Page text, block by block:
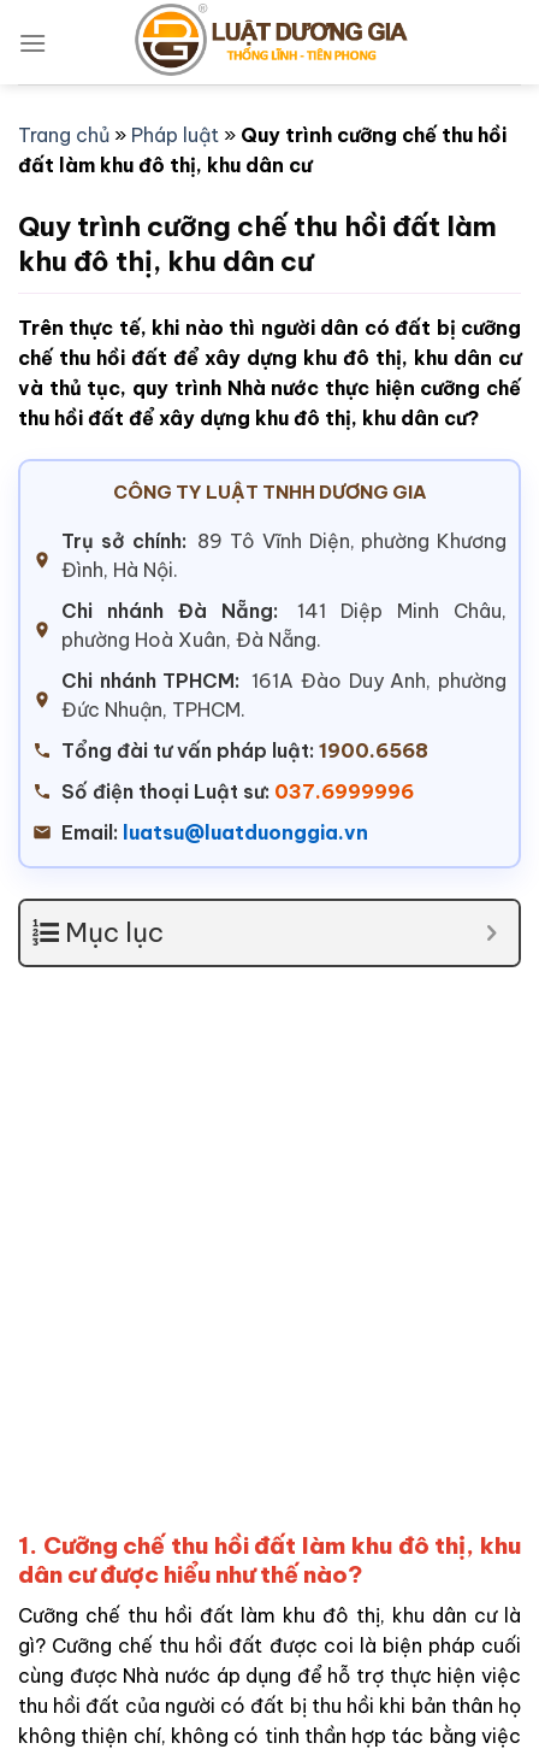
qua
Trang chủ » Pháp luật » Quy trình cưỡng chế thu hồi
đất làm khu đô thị, khu dân cư
Quy trình cưỡng chế thu hồi đất làm
khu đô thị, khu dân cư
Trên thực tế, khi nào thì người dân có đất bị cưỡng
chế thu hồi đất để xây dựng khu đô thị, khu dân cư
và thủ tục, quy trình Nhà nước thực hiện cưỡng chế
thu hồi đất để xây dựng khu đô thị, khu dân cư?
CÔNG TY LUẬT TNHH DƯƠNG GIA
Trụ sở chính: 89 Tô Vĩnh Diện, phường Khương
Đình, Hà Nội.
Chi nhánh Đà Nẵng:
141 Diệp Minh Châu,
phường Hoà Xuân, Đà Nẵng.
Chi nhánh TPHCM: 161A Đào Duy Anh, phường
Đức Nhuận, TPHCM.
Tổng đài tư vấn pháp luật: 1900.6568
Số điện thoại Luật sư: 037.6999996
Email: luatsu@luatduonggia.vn
Mục lục
1. Cưỡng chế thu hồi đất làm khu đô thị, khu
dân cư được hiểu như thế nào?
Cưỡng chế thu hồi đất làm khu đô thị, khu dân cư là
gì? Cưỡng chế thu hồi đất được coi là biện pháp cuối
cùng được Nhà nước áp dụng để hỗ trợ thực hiện việc
thu hồi đất của người có đất bị thu hồi khi bản thân họ
không thiện chí, không có tinh thần hợp tác bằng việc